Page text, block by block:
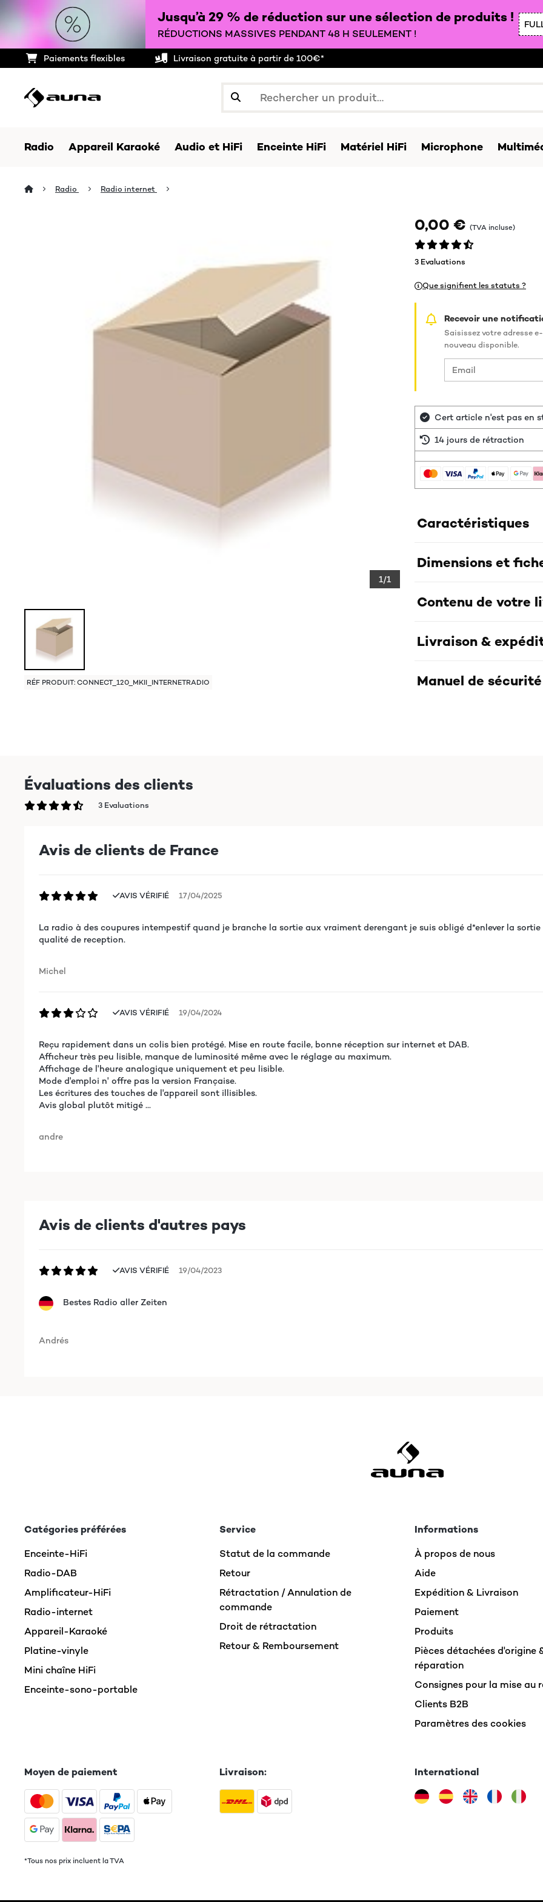
Jusqu’à 29 % de réduction sur une sélection de produits !
RÉDUCTIONS MASSIVES PENDANT 48 H SEULEMENT !
Paiements flexibles Livraison gratuite à partir de 100€*
Radio Appareil Karaoké Audio et HiFi Enceinte HiFi Matériel HiFi Microphone
Radio Radio internet
1/1
RÉF PRODUIT: CONNECT_120_MKII_INTERNETRADIO
0,00 € (TVA incluse)
3 Evaluations
Que signifient les statuts ?
Recevoir une
Saisissez votre adresse
nouveau disponible.
Cert article n'est pas en
14 jours de rétraction
Caractéristiques
Dimensions et
Contenu de votre
Livraison &
Manuel de
Évaluations des clients
3 Evaluations
Avis de clients de France
AVIS VÉRIFIÉ 17/04/2025
La radio à des coupures intempestif quand je branche la sortie aux vraiment derengant je suis obligé d*enlever la
qualité de reception.
Michel
AVIS VÉRIFIÉ 19/04/2024
Reçu rapidement dans un colis bien protégé. Mise en route facile, bonne réception sur internet et DAB.
Afficheur très peu lisible, manque de luminosité même avec le réglage au maximum.
Affichage de l'heure analogique uniquement et peu lisible.
Mode d'emploi n' offre pas la version Française.
Les écritures des touches de l'appareil sont illisibles.
Avis global plutôt mitigé ...
andre
Avis de clients d'autres pays
AVIS VÉRIFIÉ 19/04/2023
Bestes Radio aller Zeiten
Andrés
Catégories préférées
Enceinte-HiFi
Radio-DAB
Amplificateur-HiFi
Radio-internet
Appareil-Karaoké
Platine-vinyle
Mini chaîne HiFi
Enceinte-sono-portable
Service
Statut de la commande
Retour
Rétractation / Annulation de
commande
Droit de rétractation
Retour & Remboursement
Informations
À propos de nous
Aide
Expédition & Livraison
Paiement
Produits
Pièces détachées d'origine
réparation
Consignes pour la mise au
Clients B2B
Paramètres des cookies
Moyen de paiement
*Tous nos prix incluent la TVA
Livraison: International